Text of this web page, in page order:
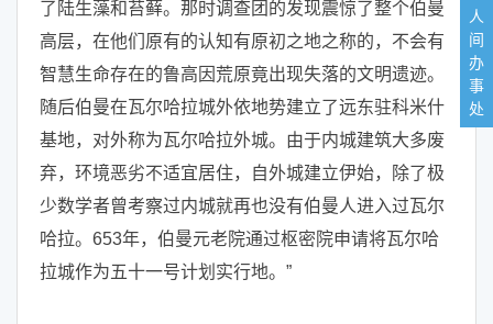
了陆生藻和苔藓。那时调查团的发现震惊了整个伯曼
高层，在他们原有的认知有原初之地之称的，不会有
智慧生命存在的鲁高因荒原竟出现失落的文明遗迹。
随后伯曼在瓦尔哈拉城外依地势建立了远东驻科米什
基地，对外称为瓦尔哈拉外城。由于内城建筑大多废
弃，环境恶劣不适宜居住，自外城建立伊始，除了极
少数学者曾考察过内城就再也没有伯曼人进入过瓦尔
哈拉。653年，伯曼元老院通过枢密院申请将瓦尔哈
拉城作为五十一号计划实行地。”
人
间
办
事
处